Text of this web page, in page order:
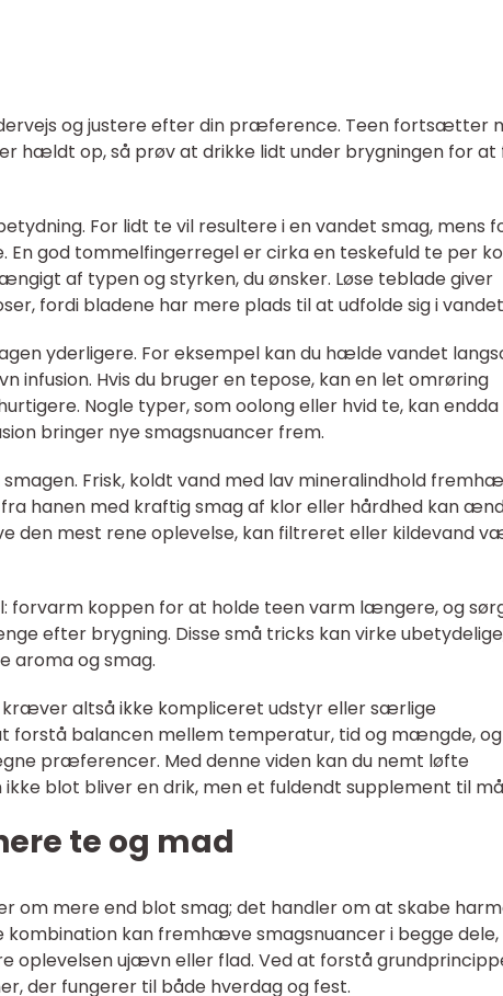
og justere efter din præference. Teen fortsætter
hældt op, så prøv at drikke lidt under brygningen for at
For lidt te vil resultere i en vandet smag, mens
god tommelfingerregel er cirka en teskefuld te per
af typen og styrken, du ønsker. Løse teblade giver
fordi bladene har mere plads til at udfolde sig i
yderligere. For eksempel kan du hælde vandet
infusion. Hvis du bruger en tepose, kan en let omrøring
Nogle typer, som oolong eller hvid te, kan endda
bringer nye smagsnuancer frem.
Frisk, koldt vand med lav mineralindhold
hanen med kraftig smag af klor eller hårdhed kan
den mest rene oplevelse, kan filtreret eller kildevand
forvarm koppen for at holde teen varm længere, og
efter brygning. Disse små tricks kan virke
aroma og smag.
altså ikke kompliceret udstyr eller særlige
forstå balancen mellem temperatur, tid og mængde,
præferencer. Med denne viden kan du nemt løfte
blot bliver en drik, men et fuldendt supplement til
te og mad
om mere end blot smag; det handler om at skabe
kan fremhæve smagsnuancer i begge dele,
oplevelsen ujævn eller flad. Ved at forstå
der fungerer til både hverdag og fest.